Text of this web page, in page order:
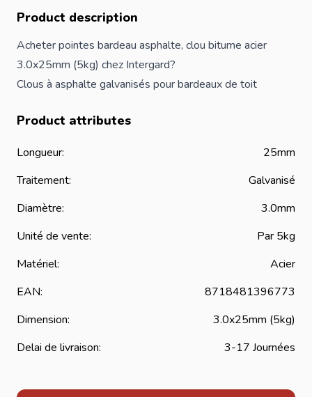
Product description
Acheter pointes bardeau asphalte, clou bitume acier
3.0x25mm (5kg) chez Intergard?
Clous à asphalte galvanisés pourbardeaux de toit
Product attributes
Longueur:
25mm
Traitement:
Galvanisé
Diamètre:
3.0mm
Unité de vente:
Par 5kg
Matériel:
Acier
EAN:
8718481396773
Dimension:
3.0x25mm (5kg)
Delai de livraison:
3-17 Journées